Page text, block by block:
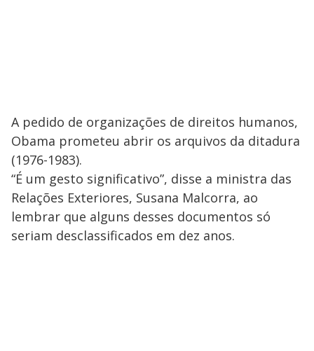
A pedido de organizações de direitos humanos,
Obama prometeu abrir os arquivos da ditadura
(1976-1983).
“É um gesto significativo”, disse a ministra das
Relações Exteriores, Susana Malcorra, ao
lembrar que alguns desses documentos só
seriam desclassificados em dez anos.